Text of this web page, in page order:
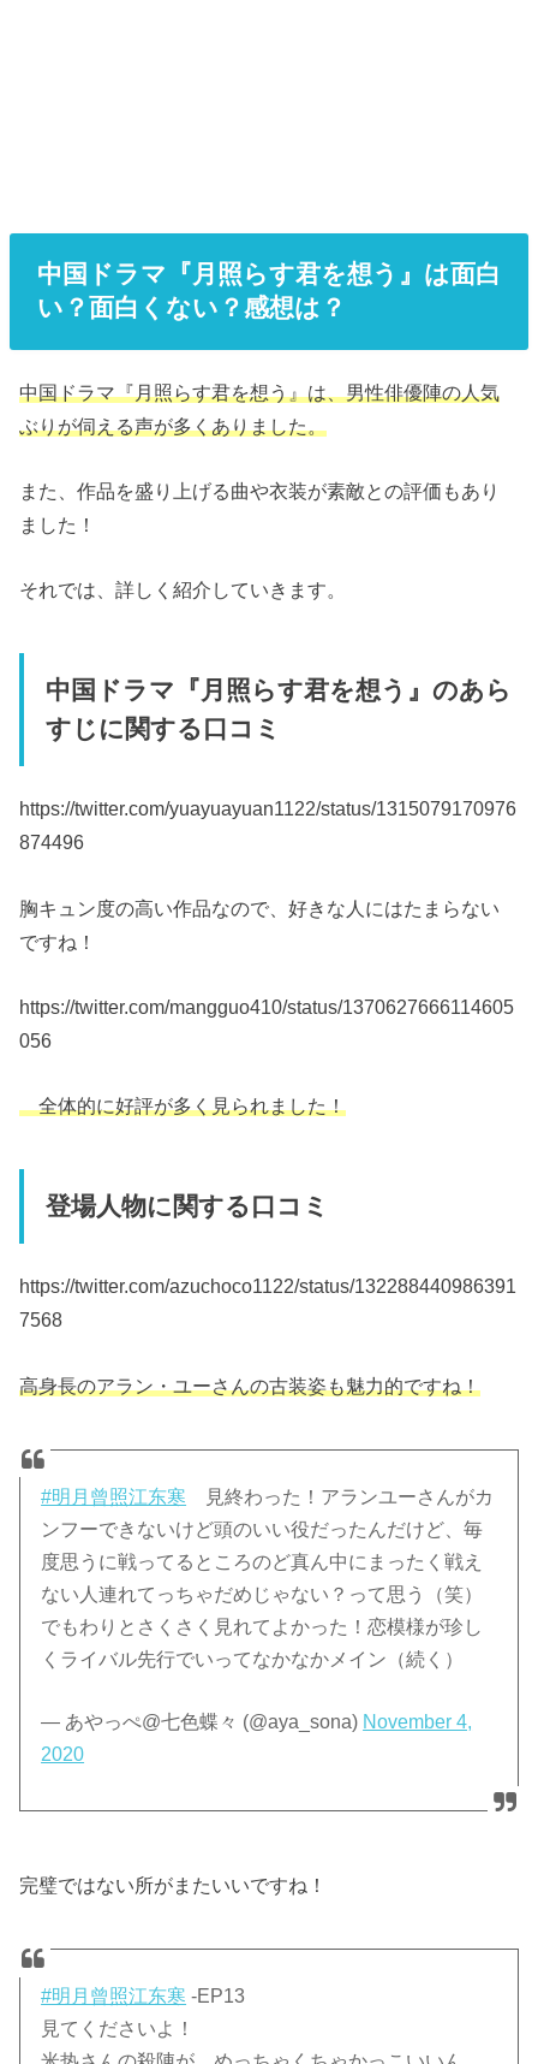
中国ドラマ『月照らす君を想う』は面白
い？面白くない？感想は？
中国ドラマ『月照らす君を想う』は、男性俳優陣の人気
ぶりが伺える声が多くありました。
また、作品を盛り上げる曲や衣装が素敵との評価もあり
ました！
それでは、詳しく紹介していきます。
中国ドラマ『月照らす君を想う』のあら
すじに関する口コミ
https://twitter.com/yuayuayuan1122/status/1315079170976
874496
胸キュン度の高い作品なので、好きな人にはたまらない
ですね！
https://twitter.com/mangguo410/status/1370627666114605
056
全体的に好評が多く見られました！
登場人物に関する口コミ
https://twitter.com/azuchoco1122/status/132288440986391
7568
高身長のアラン・ユーさんの古装姿も魅力的ですね！
#明月曾照江东寒 見終わった！アランユーさんがカ
ンフーできないけど頭のいい役だったんだけど、毎
度思うに戦ってるところのど真ん中にまったく戦え
ない人連れてっちゃだめじゃない？って思う（笑）
でもわりとさくさく見れてよかった！恋模様が珍し
くライバル先行でいってなかなかメイン（続く）
— あやっぺ@七色蝶々 (@aya_sona) November 4,
2020
完璧ではない所がまたいいですね！
#明月曾照江东寒 -EP13
見てくださいよ！